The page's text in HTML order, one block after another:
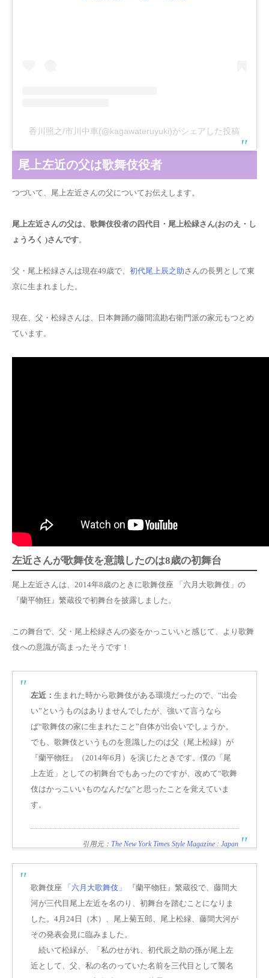
香川照之/市川中車(@kagawateruyuki)がシェアした投稿
尾上左近の父は歌舞伎役者
つづいて、尾上左近さんの父についてお伝えします。
尾上左近さんの父は、歌舞伎役者の四代目・尾上松緑さん(おのえ・し
ょうろく )さんです。
父・尾上松緑さんは現在49歳で、 初代尾上辰之助さんの長男として東
京に生まれました。
現在、父・松緑さんは、日本舞踊の藤間流勘右衛門派の家元もつとめ
ています。
左近さんが歌舞伎を意識したのは8歳の初舞台
尾上左近さんは、2014年8歳のときに歌舞伎座 「六月大歌舞伎」の
『蘭平物狂』繁蔵役で初舞台を披露しました。
この舞台で、 父・尾上松緑さんの姿をかっこいいと感じて、より歌舞
伎への意識が高まったそうです！
左近： 生まれた時から歌舞伎がある環境だったので、“出会
い”というものはありませんでしたが、強いて言うなら
ば“歌舞伎の家に生まれたこと”自体が出会いでしょうか。
でも、歌舞伎というものを意識したのは父（尾上松緑）が
『蘭平物狂』（2014年6月）を演じたときです。僕の「尾
上左近」としての初舞台でもあったのですが、改めて“歌舞
伎はかっこいいものなんだな”と思ったことを覚えていま
す。
引用元： The New York Times Style Magazine : Japan
歌舞伎座 「六月大歌舞伎」
『蘭平物狂』繁蔵役で、藤間大
河が三代目尾上左近を名のり、初舞台を踏むことになりま
した。4月24日（木）、尾上菊五郎、尾上松緑、藤間大河が
その発表会見に臨みました。
続いて松緑が、「私のせがれ、初代辰之助の孫が尾上左
近として、父、私の名のっていた名前を三代目として襲名